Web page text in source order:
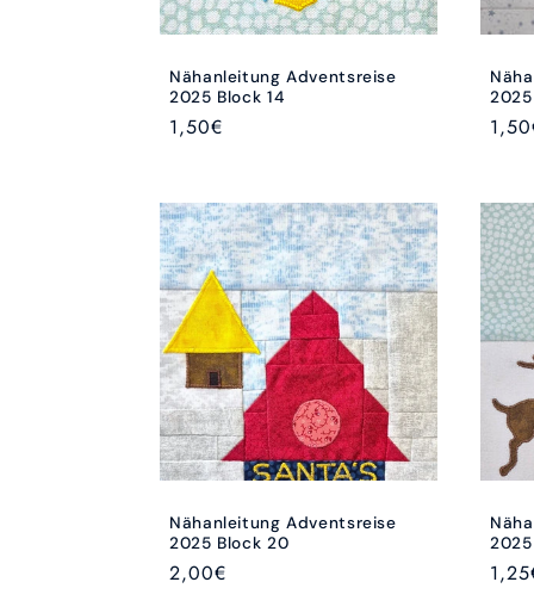
Nähanleitung Adventsreise
2025 Block 14
Normaler
1,50€
2025
Nähanleitung Adventsreise
2025 Block 20
Normaler
2,00€